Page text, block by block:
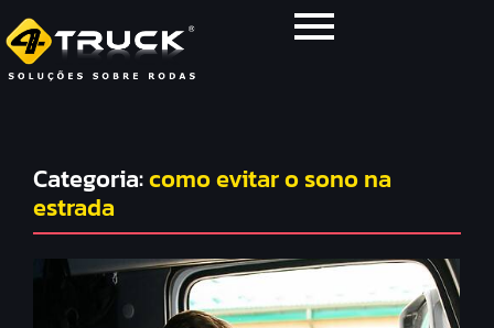
Categoria:como evitar o sono na
estrada